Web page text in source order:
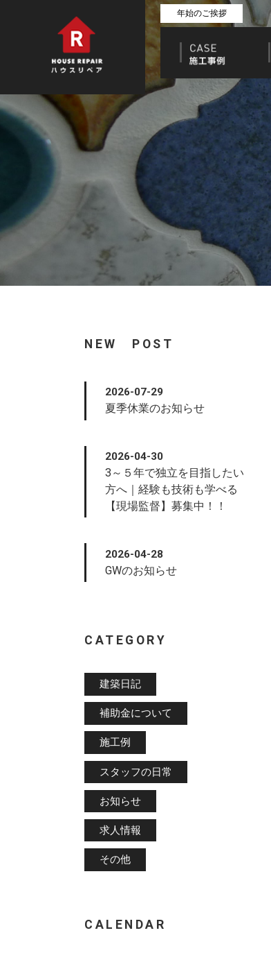
年始のご挨拶
NEW POST
2026-07-29
夏季休業のお知らせ
2026-04-30
3～５年で独立を目指したい
方へ｜経験も技術も学べる
【現場監督】募集中！！
2026-04-28
GWのお知らせ
CATEGORY
建築日記
補助金について
施工例
スタッフの日常
お知らせ
求人情報
その他
CALENDAR